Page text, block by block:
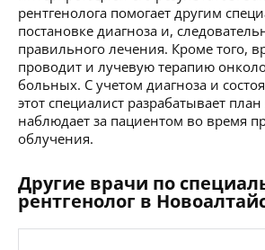
рентгенолога помогает другим
постановке диагноза и,
правильного лечения. Кроме того,
проводит и лучевую терапию
больных. С учетом диагноза и
этот специалист разрабатывает
наблюдает за пациентом во время
облучения.
Другие врачи по
рентгенолог в